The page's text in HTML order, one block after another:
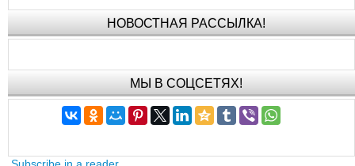
НОВОСТНАЯ РАССЫЛКА!
МЫ В СОЦСЕТЯХ!
Subscribe in a reader